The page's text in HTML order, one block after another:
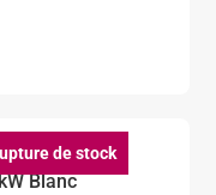
de stock
Blanc